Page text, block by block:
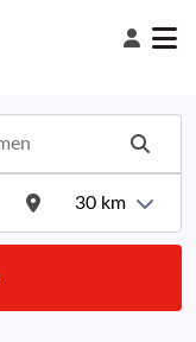
30 km